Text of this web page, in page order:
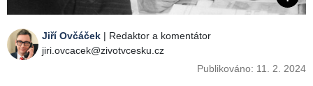
Jiří Ovčáček | Redaktor a komentátor
jiri.ovcacek@zivotvcesku.cz
Publikováno: 11. 2. 2024